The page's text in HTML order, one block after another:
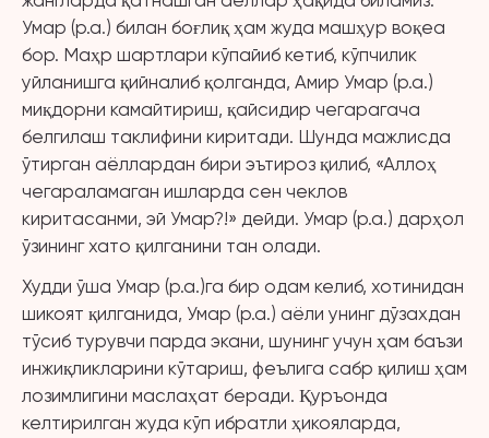
Умар (р.а.) билан боғлиқ ҳам жуда машҳур воқеа
бор. Маҳр шартлари кўпайиб кетиб, кўпчилик
уйланишга қийналиб қолганда, Амир Умар (р.а.)
миқдорни камайтириш, қайсидир чегарагача
белгилаш таклифини киритади. Шунда мажлисда
ўтирган аёллардан бири эътироз қилиб, «Аллоҳ
чегараламаган ишларда сен чеклов
киритасанми, эй Умар?!» дейди. Умар (р.а.) дарҳол
ўзининг хато қилганини тан олади.
Худди ўша Умар (р.а.)га бир одам келиб, хотинидан
шикоят қилганида, Умар (р.а.) аёли унинг дўзахдан
тўсиб турувчи парда экани, шунинг учун ҳам баъзи
инжиқликларини кўтариш, феълига сабр қилиш ҳам
лозимлигини маслаҳат беради. Қуръонда
келтирилган жуда кўп ибратли ҳикояларда,